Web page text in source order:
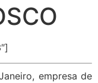
empresa de